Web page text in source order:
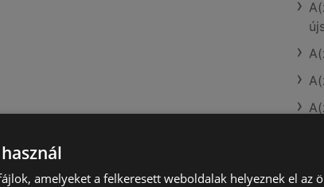
amelyeket a felkeresett weboldalak helyeznek el az